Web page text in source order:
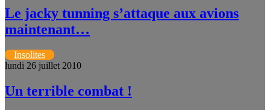
Le jacky tunning s’attaque aux avions
maintenant…
Insolites
lundi 26 juillet 2010
Un terrible combat !